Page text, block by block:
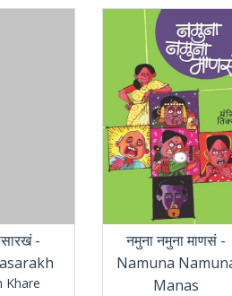
-
Khare
नमुना नमुना माणसं -
Namuna
Manas